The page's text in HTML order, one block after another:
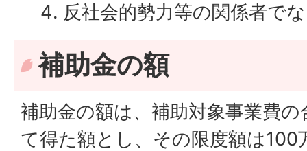
反社会的勢力等の関係者で
補助金の額
補助金の額は、補助対象事業費
て得た額とし、その限度額は100